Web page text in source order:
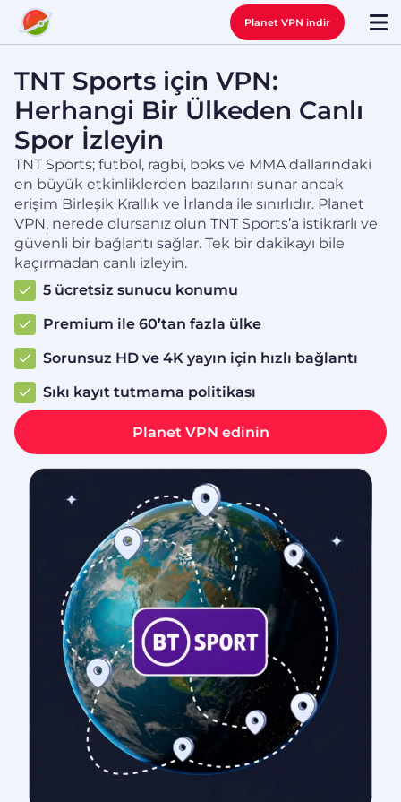
Planet VPN indir
TNT Sports için VPN:
Herhangi Bir Ülkeden Canlı
Spor İzleyin
TNT Sports; futbol, ragbi, boks ve MMA dallarındaki
en büyük etkinliklerden bazılarını sunar ancak
erişim Birleşik Krallık ve İrlanda ile sınırlıdır. Planet
VPN, nerede olursanız olun TNT Sports’a istikrarlı ve
güvenli bir bağlantı sağlar. Tek bir dakikayı bile
kaçırmadan canlı izleyin.
5 ücretsiz sunucu konumu
Premium ile 60’tan fazla ülke
Sorunsuz HD ve 4K yayın için hızlı bağlantı
Sıkı kayıt tutmama politikası
Planet VPN edinin